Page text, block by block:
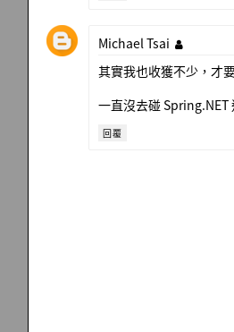
Michael Tsai
其實我也收獲不少，才
一直沒去碰 Spring.NET
回覆